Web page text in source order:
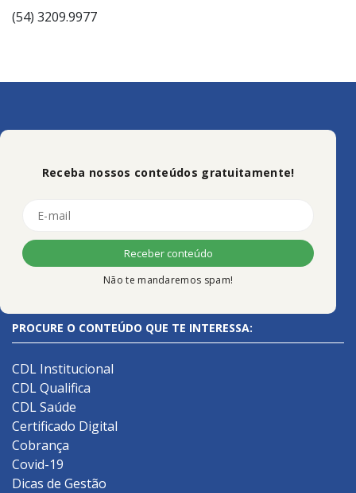
(54) 3209.9977
Receba nossos conteúdos gratuitamente!
Não te mandaremos spam!
PROCURE O CONTEÚDO QUE TE INTERESSA:
CDL Institucional
CDL Qualifica
CDL Saúde
Certificado Digital
Cobrança
Covid-19
Dicas de Gestão